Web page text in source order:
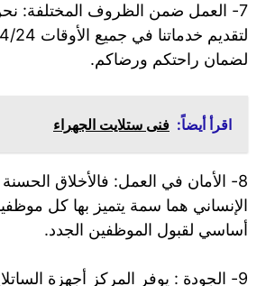
7- العمل ضمن الظروف المختلفة:
لضمان راحتكم ورضاكم.
اقرأ أيضاً: فنى ستلايت الجهراء
8- الأمان في العمل: فالأخلاق الحسنة
الإنساني هما سمة يتميز بها كل
أساسي لقبول الموظفين الجدد.
9- الجودة : يوفر المركز أجهزة